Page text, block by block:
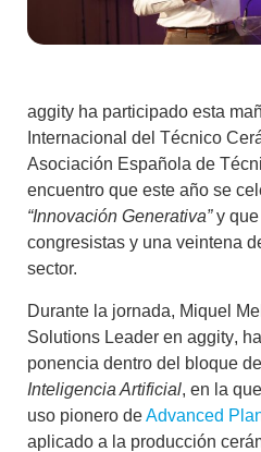
aggity ha participado esta
Internacional del Técnico
Asociación Española de
encuentro que este año se
“Innovación Generativa”y que
congresistas y una veintena
sector.
Durante la jornada, Miquel
Solutions Leader en aggity,
ponencia dentro del bloque
Inteligencia Artificial, en la
uso pionero deAdvanced
aplicado a la producción